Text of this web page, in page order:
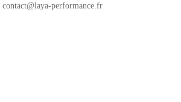
contact@laya-performance.fr